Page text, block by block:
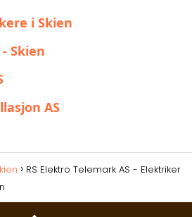
i Skien
Skien
AS
RS Elektro Telemark AS - Elektriker